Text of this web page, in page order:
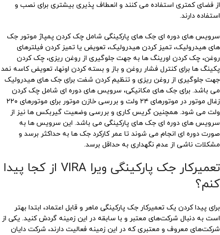
از فضای کمتری استفاده می کنند و انعطاف پذیری بیشتری برای نصب و
استفاده دارند.
سرویس های دوره ای جک های پارکینگی شامل چک کردن پمپاژ موتور جک
های هیدرولیک، تمیز کردن هیدرولیک، تعویض یا تمیز کردن فیلترهای
روغن، چک کردن اورینگ ها به جهت جلوگیری از روغن ریزی، چک کردن
پکینگ ها برای کنترل فشار روغن و باز و بسته کردن اونها، تعویض کاسه نمد
جهت جلوگیری از روغن ریزی و تنظیم کردن شفت برای جک های هیدرولیک
می باشد. برای جک های مکانیکی، سرویس های دوره ای شامل چک کردن
زغال موتور در موتورهای ۲۴ ولت و بررسی خازن موتور برای موتورهای ۲۲۰
ولت می شود. همچنین گریس کاری و بررسی وضعیت گیربکس ها نیز از
سرویس های دوره ای جک های پارکینگی می باشد. این سرویس ها به
صورت دوره ای انجام می شوند تا عمر کارکرد جک ها به حداکثر برسد و
مشکلات ناشی از عدم نگهداری به حداقل برسد.
تعمیرکار جک پارکینگی ویرا VIRA از کجا پیدا
کنم؟
برای پیدا کردن یک تعمیرکار جک پارکینگی ماهر و قابل اعتماد، ابتدا بهتر
است به دنبال شرکت‌های معتبر و با سابقه در این زمینه گردش کنید. یکی از
شرکت‌های معروف و معتبری که در این زمینه فعالیت دارند، شرکت دایان